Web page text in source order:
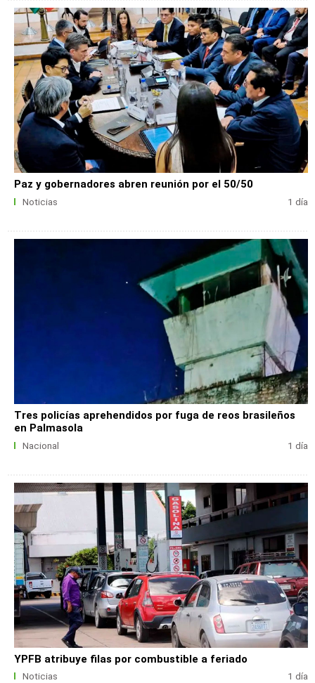
Paz y gobernadores abren reunión por el 50/50
Noticias 1 día
Tres policías aprehendidos por fuga de reos brasileños
en Palmasola
Nacional 1 día
YPFB atribuye filas por combustible a feriado
Noticias 1 día